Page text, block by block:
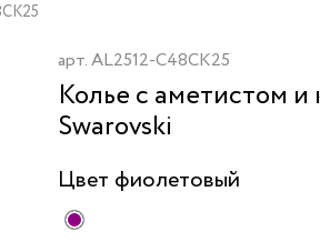
арт.AL2512-C48CK25
Колье с аметистом и
Swarovski
Цвет фиолетовый